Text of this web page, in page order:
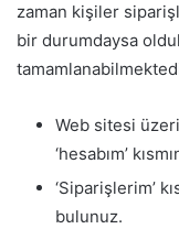
zaman kişiler
bir durumdaysa
Web sitesi
‘hesabım’
‘Siparişlerim’
bulunuz.